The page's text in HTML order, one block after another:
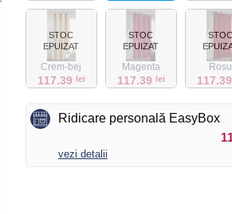
Crem-bej
117.39 lei
STOC
EPUIZAT
Magenta
117.39 lei
STOC
EPUIZAT
Rosu
117.39
STOC
Ridicare personală EasyBox
vezi detalii